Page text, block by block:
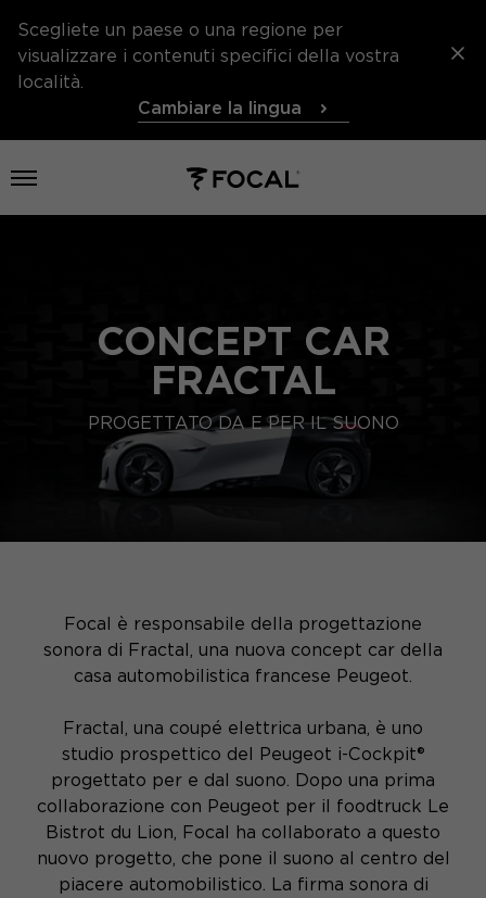
Scegliete un paese o una regione per
visualizzare i contenuti specifici della vostra
località.
Cambiare la lingua
Aprire il menu
CONCEPT CAR
FRACTAL
PROGETTATO DA E PER IL SUONO
Focal è responsabile della progettazione
sonora di Fractal, una nuova concept car della
casa automobilistica francese Peugeot.
Fractal, una coupé elettrica urbana, è uno
studio prospettico del Peugeot i-Cockpit®
progettato per e dal suono. Dopo una prima
collaborazione con Peugeot per il foodtruck Le
Bistrot du Lion, Focal ha collaborato a questo
nuovo progetto, che pone il suono al centro del
piacere automobilistico. La firma sonora di